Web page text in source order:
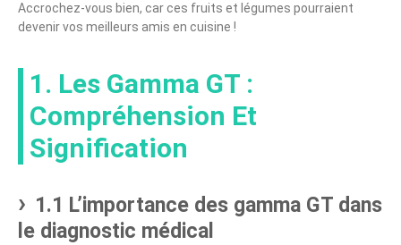
Accrochez-vous bien, car ces fruits et légumes pourraient
devenir vos meilleurs amis en cuisine !
1. Les Gamma GT :
Compréhension Et
Signification
1.1 L’importance des gamma GT dans
le diagnostic médical